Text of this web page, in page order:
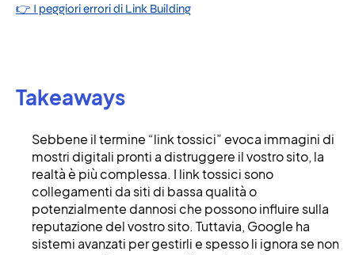
👉 I peggiori errori di Link Building
Takeaways
Sebbene il termine “link tossici” evoca immagini di
mostri digitali pronti a distruggere il vostro sito, la
realtà è più complessa. I link tossici sono
collegamenti da siti di bassa qualità o
potenzialmente dannosi che possono influire sulla
reputazione del vostro sito. Tuttavia, Google ha
sistemi avanzati per gestirli e spesso li ignora se non